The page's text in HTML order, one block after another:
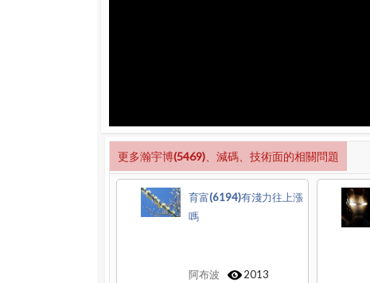
更多瀚宇博(5469)、減碼、技術面的相關問題
育富(6194)有淺力往上漲
嗎
阿布波 2013